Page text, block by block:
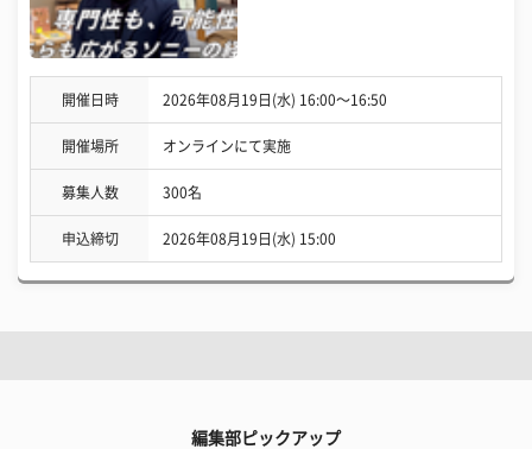
開催日時 2026年08月19日(水) 16:00〜16:50
開催場所 オンラインにて実施
募集人数 300名
申込締切 2026年08月19日(水) 15:00
編集部ピックアップ